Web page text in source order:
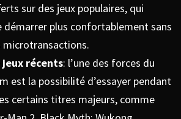
sur des jeux populaires, qui
plus confortablement sans
microtransactions.
jeux récents: l’une des forces du
est la possibilité d’essayer pendant
certains titres majeurs, comme